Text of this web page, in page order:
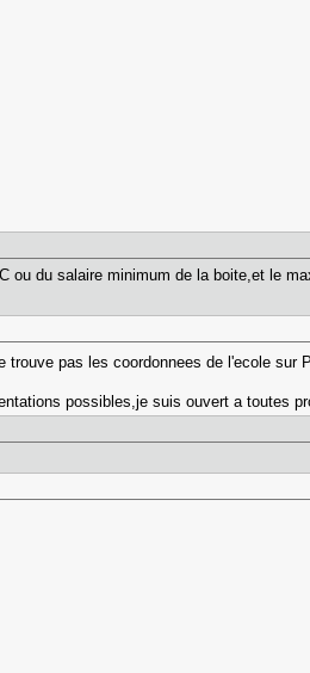
ou du salaire minimum de la boite,et le
trouve pas les coordonnees de l'ecole
possibles,je suis ouvert a toutes